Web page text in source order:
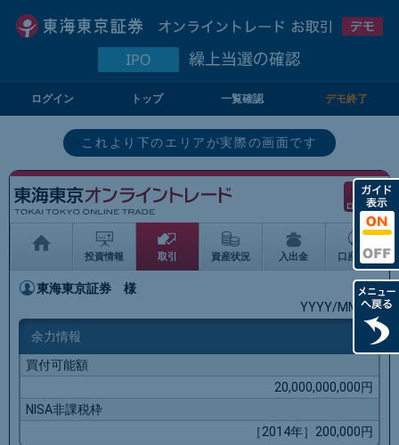
ログイン トップ 一覧確認 デモ終了
これより下のエリアが実際の画面です
ログアウト
投資情報 取引 資産状況 入出金 口座情報
東海東京証券
様
YYYY/MM/DD
余力情報
買付可能額
20,000,000,000円
NISA非課税枠
［2014年］200,000円